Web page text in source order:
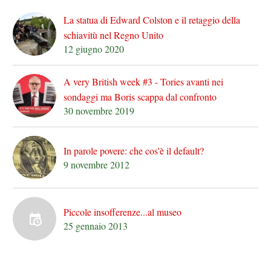
La statua di Edward Colston e il retaggio della
schiavitù nel Regno Unito
12 giugno 2020
A very British week #3 - Tories avanti nei
sondaggi ma Boris scappa dal confronto
30 novembre 2019
In parole povere: che cos'è il default?
9 novembre 2012
Piccole insofferenze...al museo
25 gennaio 2013